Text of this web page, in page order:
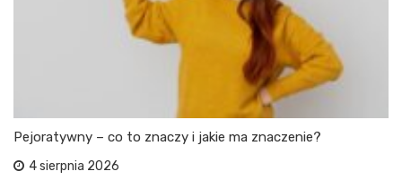
Pejoratywny – co to znaczy i jakie ma znaczenie?
4 sierpnia 2026